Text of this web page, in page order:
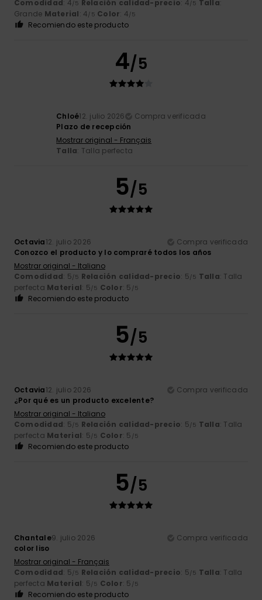
Comodidad: 4/5 Relación calidad-precio: 4/5 Talla:
Grande Material: 4/5 Color: 4/5
Recomiendo este producto
4/5
Chloé12. julio 2026
Compra verificada
Plazo de recepción
Mostrar original - Français
Talla: Talla perfecta
5/5
Octavia12. julio 2026
Compra verificada
Conozco el producto y lo compraré todos los años
Mostrar original - Italiano
Comodidad: 5/5 Relación calidad-precio: 5/5 Talla: Talla
perfecta Material: 5/5 Color: 5 /5
Recomiendo este producto
5/5
Octavia12. julio 2026
Compra verificada
¿Por qué es un producto excelente?
Mostrar original - Italiano
Comodidad: 5/5 Relación calidad-precio: 5/5 Talla: Talla
perfecta Material: 5/5 Color: 5 /5
Recomiendo este producto
5/5
Chantale9. julio 2026
Compra verificada
color liso
Mostrar original - Français
Comodidad: 5/5 Relación calidad-precio: 5/5 Talla: Talla
perfecta Material: 5/5 Color: 5 /5
Recomiendo este producto